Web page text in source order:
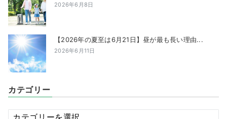
2026年6月8日
【2026年の夏至は6月21日】昼が最も長い理由...
2026年6月11日
カテゴリー
カ